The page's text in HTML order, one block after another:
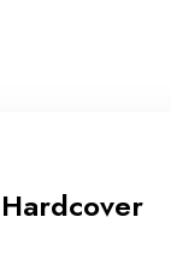
Hardcover